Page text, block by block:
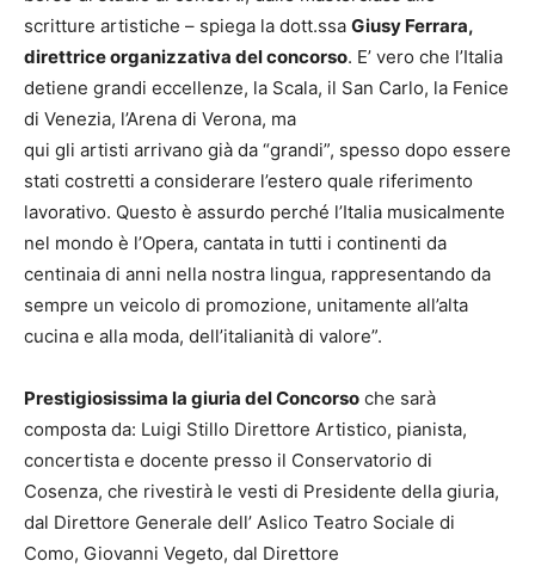
scritture artistiche – spiega la dott.ssa Giusy Ferrara,
direttrice organizzativa del concorso. E’ vero che l’Italia
detiene grandi eccellenze, la Scala, il San Carlo, la Fenice
di Venezia, l’Arena di Verona, ma
qui gli artisti arrivano già da “grandi”, spesso dopo essere
stati costretti a considerare l’estero quale riferimento
lavorativo. Questo è assurdo perché l’Italia musicalmente
nel mondo è l’Opera, cantata in tutti i continenti da
centinaia di anni nella nostra lingua, rappresentando da
sempre un veicolo di promozione, unitamente all’alta
cucina e alla moda, dell’italianità di valore”.
Prestigiosissima la giuria del Concorso che sarà
composta da: Luigi Stillo Direttore Artistico, pianista,
concertista e docente presso il Conservatorio di
Cosenza, che rivestirà le vesti di Presidente della giuria,
dal Direttore Generale dell’ Aslico Teatro Sociale di
Como, Giovanni Vegeto, dal Direttore